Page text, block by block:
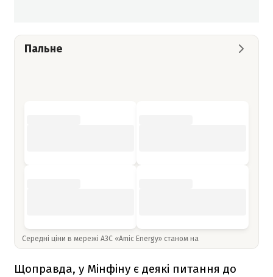
Пальне
Середні ціни в мережі АЗС «Amic Energy» станом на
Щоправда, у Мінфіну є деякі питання до